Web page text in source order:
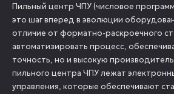
Пильный центр ЧПУ (числовое
это шаг вперед в эволюции
отличие от форматно-раскроечного
автоматизировать процесс,
точность, но и высокую
пильного центра ЧПУ лежат
управления, которые обеспечивают